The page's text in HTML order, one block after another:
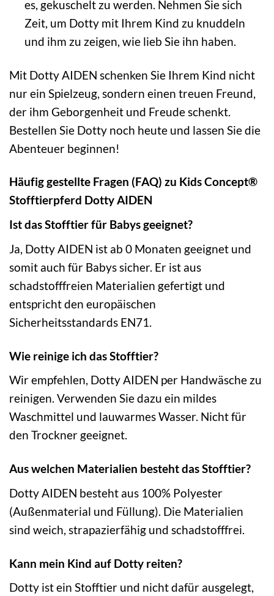
es, gekuschelt zu werden. Nehmen Sie sich
Zeit, um Dotty mit Ihrem Kind zu knuddeln
und ihm zu zeigen, wie lieb Sie ihn haben.
Mit Dotty AIDEN schenken Sie Ihrem Kind nicht
nur ein Spielzeug, sondern einen treuen Freund,
der ihm Geborgenheit und Freude schenkt.
Bestellen Sie Dotty noch heute und lassen Sie die
Abenteuer beginnen!
Häufig gestellte Fragen (FAQ) zu Kids Concept®
Stofftierpferd Dotty AIDEN
Ist das Stofftier für Babys geeignet?
Ja, Dotty AIDEN ist ab 0 Monaten geeignet und
somit auch für Babys sicher. Er ist aus
schadstofffreien Materialien gefertigt und
entspricht den europäischen
Sicherheitsstandards EN71.
Wie reinige ich das Stofftier?
Wir empfehlen, Dotty AIDEN per Handwäsche zu
reinigen. Verwenden Sie dazu ein mildes
Waschmittel und lauwarmes Wasser. Nicht für
den Trockner geeignet.
Aus welchen Materialien besteht das Stofftier?
Dotty AIDEN besteht aus 100% Polyester
(Außenmaterial und Füllung). Die Materialien
sind weich, strapazierfähig und schadstofffrei.
Kann mein Kind auf Dotty reiten?
Dotty ist ein Stofftier und nicht dafür ausgelegt,